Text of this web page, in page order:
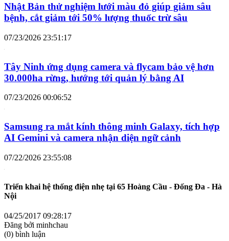
Nhật Bản thử nghiệm lưới màu đỏ giúp giảm sâu
bệnh, cắt giảm tới 50% lượng thuốc trừ sâu
07/23/2026 23:51:17
Tây Ninh ứng dụng camera và flycam bảo vệ hơn
30.000ha rừng, hướng tới quản lý bằng AI
07/23/2026 00:06:52
Samsung ra mắt kính thông minh Galaxy, tích hợp
AI Gemini và camera nhận diện ngữ cảnh
07/22/2026 23:55:08
Triển khai hệ thống điện nhẹ tại 65 Hoàng Cầu - Đống Đa - Hà
Nội
04/25/2017 09:28:17
Đăng bởi minhchau
(0) bình luận